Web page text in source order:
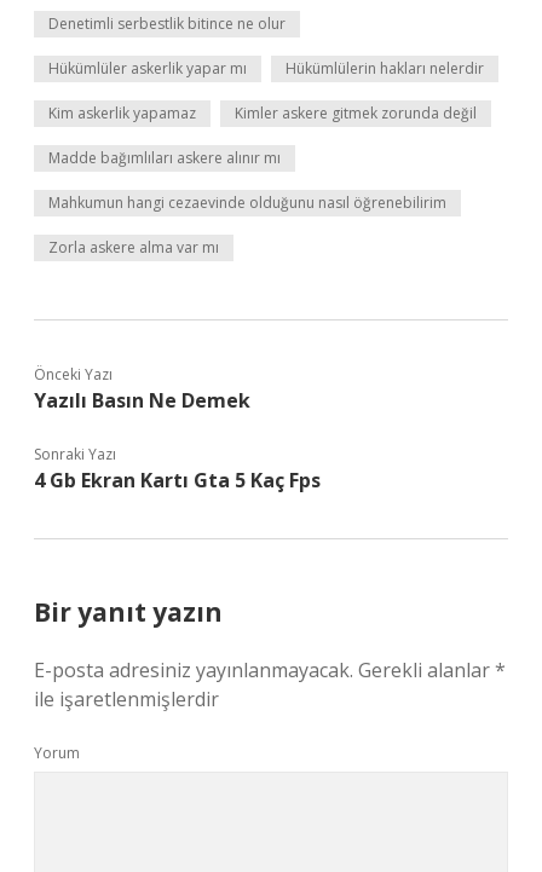
Denetimli serbestlik bitince ne olur
Hükümlüler askerlik yapar mı Hükümlülerin hakları nelerdir
Kim askerlik yapamaz Kimler askere gitmek zorunda değil
Madde bağımlıları askere alınır mı
Mahkumun hangi cezaevinde olduğunu nasıl öğrenebilirim
Zorla askere alma var mı
Önceki Yazı
Yazılı Basın Ne Demek
Sonraki Yazı
4 Gb Ekran Kartı Gta 5 Kaç Fps
Bir yanıt yazın
E-posta adresiniz yayınlanmayacak. Gerekli alanlar*
ile işaretlenmişlerdir
Yorum